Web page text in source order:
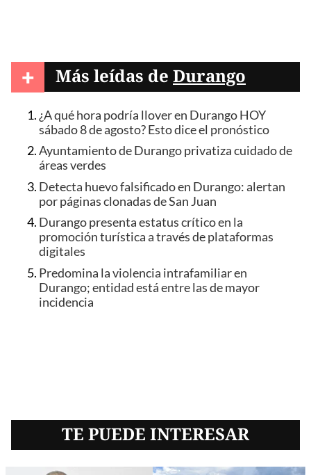
+ Más leídas de Durango
¿A qué hora podría llover en Durango HOY
sábado 8 de agosto? Esto dice el pronóstico
Ayuntamiento de Durango privatiza cuidado de
áreas verdes
Detecta huevo falsificado en Durango: alertan
por páginas clonadas de San Juan
Durango presenta estatus crítico en la
promoción turística a través de plataformas
digitales
Predomina la violencia intrafamiliar en
Durango; entidad está entre las de mayor
incidencia
TE PUEDE INTERESAR